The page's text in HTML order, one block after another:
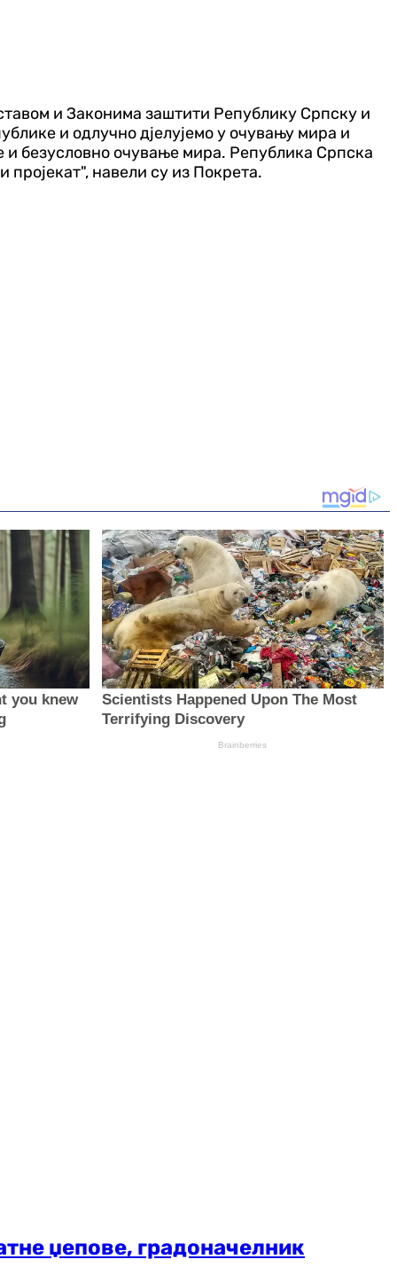
и Законима заштити Републику Српску и
и одлучно дјелујемо у очувању мира и
и безусловно очување мира. Република Српска
навели су из Покрета.
џепове, градоначелник